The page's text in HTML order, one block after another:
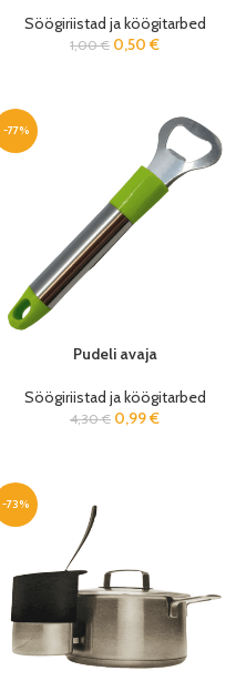
Söögiriistad ja köögitarbed
1,00€ 0,50 €
-77%
Pudeli avaja
Söögiriistad ja köögitarbed
4,30€ 0,99€
-73%